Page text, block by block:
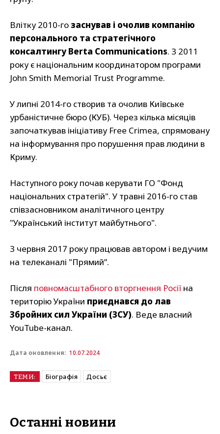
Влітку 2010-го заснував і очолив компанію
персонального та стратегічного
консалтингу Berta Communications. З 2011
року є національним координатором програми
John Smith Memorial Trust Programme.
У липні 2014-го створив та очолив Київське
урбаністичне бюро (КУБ). Через кілька місяців
започаткував ініціативу Free Crimea, спрямовану
на інформування про порушення прав людини в
Криму.
Наступного року почав керувати ГО "Фонд
національних стратегій". У травні 2016-го став
співзасновником аналітичного центру
"Український інститут майбутнього".
З червня 2017 року працював автором і ведучим
на телеканалі "Прямий”.
Після повномасштабного вторгнення Росії на
територію України приєднався до лав
Збройних сил України (ЗСУ). Веде власний
YouTube-канал.
Дата оновлення: 10.07.2024
ТЕМИ: Біографія Досьє
Останні новини